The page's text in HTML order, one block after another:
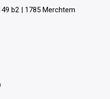
b2 | 1785 Merchtem